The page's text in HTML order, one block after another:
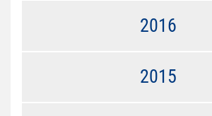
2016
2015